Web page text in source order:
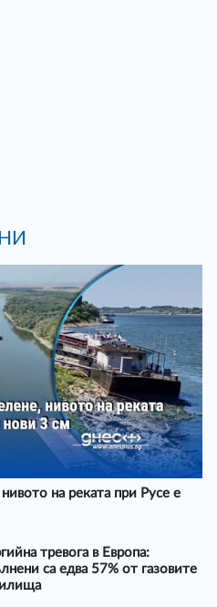
на реката при Русе е
тревога в Европа:
са едва 57% от газовите